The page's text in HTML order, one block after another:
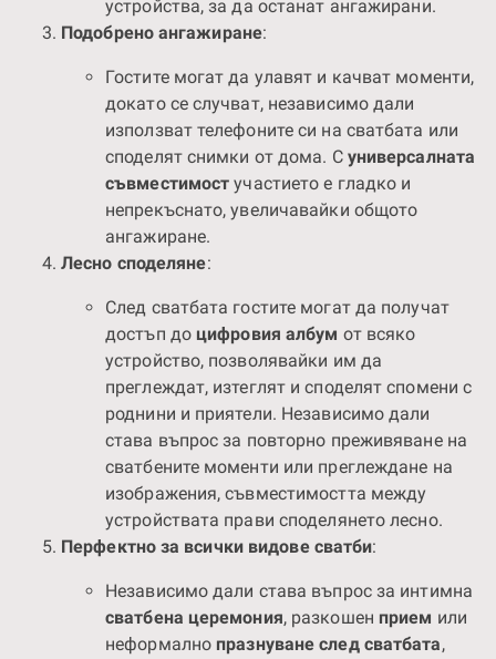
устройства, за да останат ангажирани.
Подобрено ангажиране:
Гостите могат да улавят и качват моменти,
докато се случват, независимо дали
използват телефоните си на сватбата или
споделят снимки от дома. С универсалната
съвместимост участието е гладко и
непрекъснато, увеличавайки общото
ангажиране.
Лесно споделяне:
След сватбата гостите могат да получат
достъп до цифровия албум от всяко
устройство, позволявайки им да
преглеждат, изтеглят и споделят спомени с
роднини и приятели. Независимо дали
става въпрос за повторно преживяване на
сватбените моменти или преглеждане на
изображения, съвместимостта между
устройствата прави споделянето лесно.
Перфектно за всички видове сватби:
Независимо дали става въпрос за интимна
сватбена церемония, разкошен прием или
неформално празнуване след сватбата,